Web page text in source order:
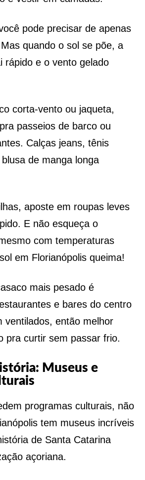
pode precisar de apenas
quando o sol se põe, a
rápido e o vento gelado
corta-vento ou jaqueta,
passeios de barco ou
Calças jeans, tênis
de manga longa
aposte em roupas leves
E não esqueça o
com temperaturas
em Florianópolis queima!
mais pesado é
e bares do centro
ventilados, então melhor
pra curtir sem passar frio.
Museus e
programas culturais, não
tem museus incríveis
de Santa Catarina
açoriana.